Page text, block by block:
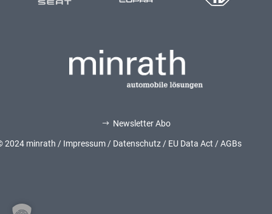
$ Newsletter Abo
2024 minrath / Impressum/ Datenschutz/ EU Data Act /AGBs